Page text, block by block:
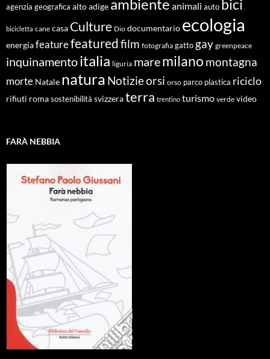
agenzia geografica alto adige ambiente animali auto bici
bicicletta cane casa Culture Dio documentario ecologia
energiafeaturefeaturedfilm fotografia gatto gay greenpeace
inquinamentoitalia liguria maremilano montagna
morte Natale natura Notizieorsi orso parco plastica riciclo
rifiuti roma sostenibilità svizzeraterra trentino turismo verde video
FARÀ NEBBIA